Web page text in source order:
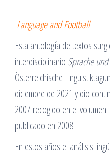
Language and Football
Esta antología de textos
interdisciplinario Sprache
Österreichische
diciembre de 2021 y dio
2007 recogido en el volumen
publicado en 2008.
En estos años el análisis